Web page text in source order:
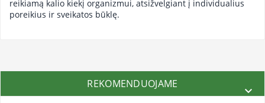
reikiamą kalio kiekį organizmui, atsižvelgiant į individualius
poreikius ir sveikatos būklę.
REKOMENDUOJAME
